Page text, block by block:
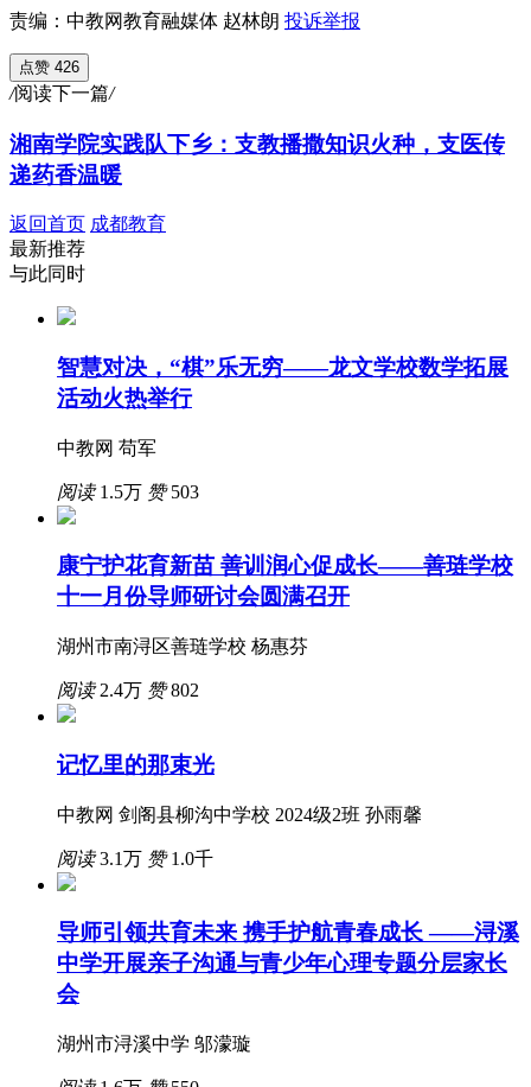
责编：中教网教育融媒体 赵林朗 投诉举报
点赞 426
/阅读下一篇/
湘南学院实践队下乡：支教播撒知识火种，支医传
递药香温暖
返回首页 成都教育
最新推荐
与此同时
智慧对决，“棋”乐无穷——龙文学校数学拓展
活动火热举行
中教网 苟军
阅读1.5万 赞503
康宁护花育新苗 善训润心促成长——善琏学校
十一月份导师研讨会圆满召开
湖州市南浔区善琏学校 杨惠芬
阅读2.4万 赞802
记忆里的那束光
中教网 剑阁县柳沟中学校 2024级2班 孙雨馨
阅读3.1万 赞1.0千
导师引领共育未来 携手护航青春成长 ——浔溪
中学开展亲子沟通与青少年心理专题分层家长
会
湖州市浔溪中学 邬濛璇